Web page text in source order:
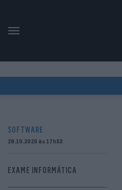
SOFTWARE
29.10.2020 às 17h53
EXAME INFORMÁTICA